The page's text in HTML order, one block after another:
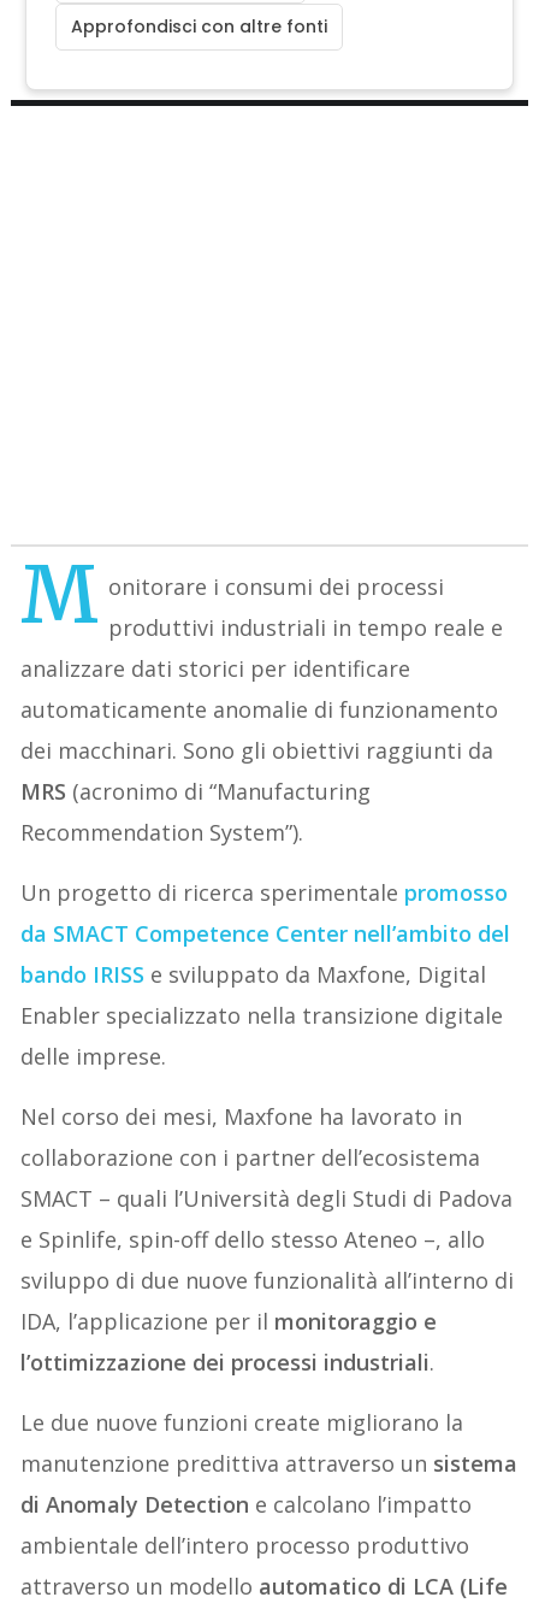
Approfondisci con altre fonti
M onitorare i consumi dei processi
produttivi industriali in tempo reale e
analizzare dati storici per identificare
automaticamente anomalie di funzionamento
dei macchinari. Sono gli obiettivi raggiunti da
MRS (acronimo di “Manufacturing
Recommendation System”).
Un progetto di ricerca sperimentale promosso
da SMACT Competence Center nell’ambito del
bando IRISS e sviluppato da Maxfone, Digital
Enabler specializzato nella transizione digitale
delle imprese.
Nel corso dei mesi, Maxfone ha lavorato in
collaborazione con i partner dell’ecosistema
SMACT – quali l’Università degli Studi di Padova
e Spinlife, spin-off dello stesso Ateneo –, allo
sviluppo di due nuove funzionalità all’interno di
IDA, l’applicazione per il monitoraggio e
l’ottimizzazione dei processi industriali.
Le due nuove funzioni create migliorano la
manutenzione predittiva attraverso un sistema
di Anomaly Detection e calcolano l’impatto
ambientale dell’intero processo produttivo
attraverso un modello automatico di LCA (Life